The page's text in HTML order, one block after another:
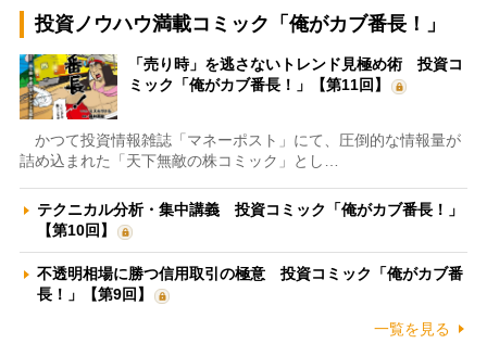
投資ノウハウ満載コミック「俺がカブ番長！」
「売り時」を逃さないトレンド見極め術 投資コ
ミック「俺がカブ番長！」【第11回】
かつて投資情報雑誌「マネーポスト」にて、圧倒的な情報量が
詰め込まれた「天下無敵の株コミック」とし…
テクニカル分析・集中講義 投資コミック「俺がカブ番長！」
【第10回】
不透明相場に勝つ信用取引の極意 投資コミック「俺がカブ番
長！」【第9回】
一覧を見る